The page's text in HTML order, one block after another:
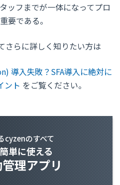
ッフまでが一体になってプロ
要である。
さらに詳しく知りたい方は
導入失敗？SFA導入に絶対に
ント をご覧ください。
cyzenのすべて
単に使える
理アプリ